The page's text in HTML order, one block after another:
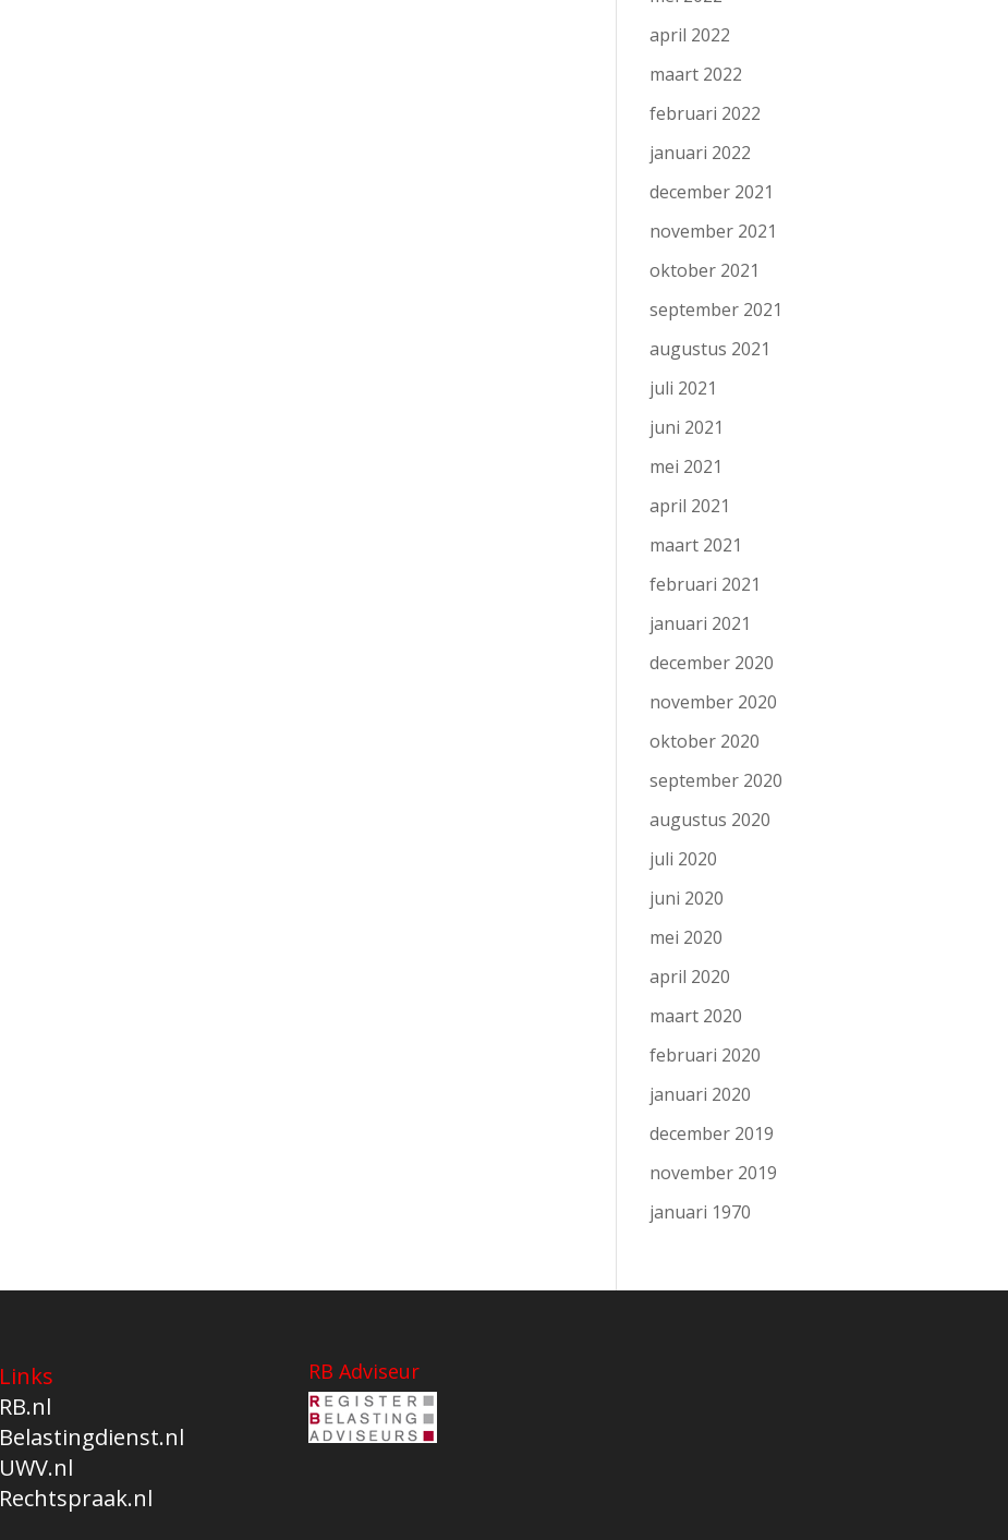
april 2022
maart 2022
februari 2022
januari 2022
december 2021
november 2021
oktober 2021
september 2021
augustus 2021
juli 2021
juni 2021
mei 2021
april 2021
maart 2021
februari 2021
januari 2021
december 2020
november 2020
oktober 2020
september 2020
augustus 2020
juli 2020
juni 2020
mei 2020
april 2020
maart 2020
februari 2020
januari 2020
december 2019
november 2019
januari 1970
Links
RB.nl
Belastingdienst.nl
UWV.nl
Rechtspraak.nl
RB Adviseur